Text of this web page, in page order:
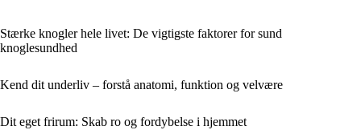
Stærke knogler hele livet: De vigtigste faktorer for sund
knoglesundhed
Kend dit underliv – forstå anatomi, funktion og velvære
Dit eget frirum: Skab ro og fordybelse i hjemmet